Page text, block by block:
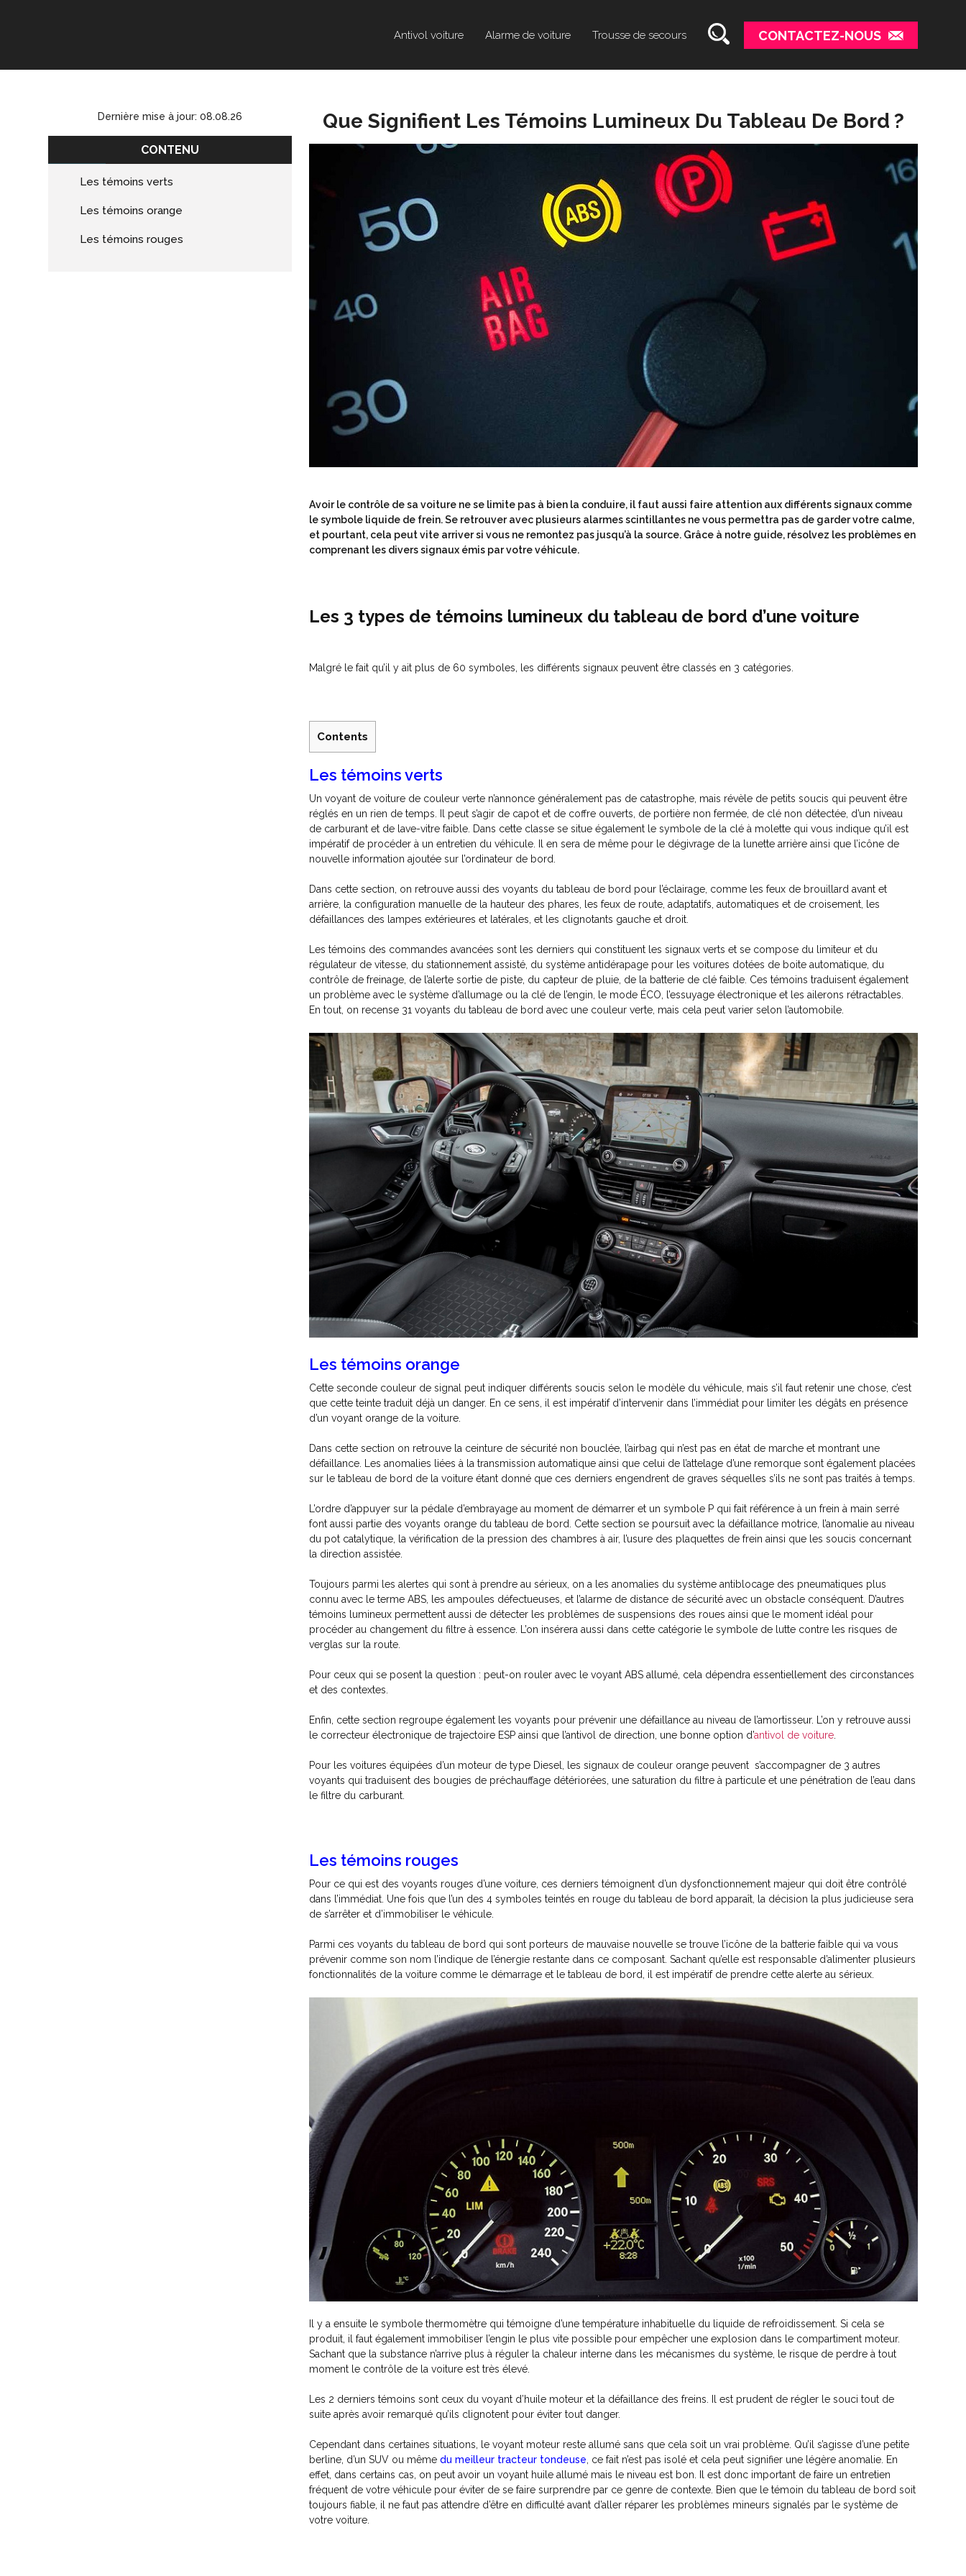
Antivol voiture Alarme de voiture Trousse de secours CONTACTEZ-NOUS
Dernière mise à jour: 08.08.26
CONTENU
Les témoins verts
Les témoins orange
Les témoins rouges
Que Signifient Les Témoins Lumineux Du Tableau De Bord ?
Avoir le contrôle de sa voiture ne se limite pas à bien la conduire, il faut aussi faire attention aux différents signaux comme
le symbole liquide de frein. Se retrouver avec plusieurs alarmes scintillantes ne vous permettra pas de garder votre calme,
et pourtant, cela peut vite arriver si vous ne remontez pas jusqu’à la source. Grâce à notre guide, résolvez les problèmes en
comprenant les divers signaux émis par votre véhicule.
Les 3 types de témoins lumineux du tableau de bord d’une voiture
Malgré le fait qu’il y ait plus de 60 symboles, les différents signaux peuvent être classés en 3 catégories.
Contents
Les témoins verts
Un voyant de voiture de couleur verte n’annonce généralement pas de catastrophe, mais révèle de petits soucis qui peuvent être
réglés en un rien de temps. Il peut s’agir de capot et de coffre ouverts, de portière non fermée, de clé non détectée, d’un niveau
de carburant et de lave-vitre faible. Dans cette classe se situe également le symbole de la clé à molette qui vous indique qu’il est
impératif de procéder à un entretien du véhicule. Il en sera de même pour le dégivrage de la lunette arrière ainsi que l’icône de
nouvelle information ajoutée sur l’ordinateur de bord.
Dans cette section, on retrouve aussi des voyants du tableau de bord pour l’éclairage, comme les feux de brouillard avant et
arrière, la configuration manuelle de la hauteur des phares, les feux de route, adaptatifs, automatiques et de croisement, les
défaillances des lampes extérieures et latérales, et les clignotants gauche et droit.
Les témoins des commandes avancées sont les derniers qui constituent les signaux verts et se compose du limiteur et du
régulateur de vitesse, du stationnement assisté, du système antidérapage pour les voitures dotées de boite automatique, du
contrôle de freinage, de l’alerte sortie de piste, du capteur de pluie, de la batterie de clé faible. Ces témoins traduisent également
un problème avec le système d’allumage ou la clé de l’engin, le mode ÉCO, l’essuyage électronique et les ailerons rétractables.
En tout, on recense 31 voyants du tableau de bord avec une couleur verte, mais cela peut varier selon l’automobile.
Les témoins orange
Cette seconde couleur de signal peut indiquer différents soucis selon le modèle du véhicule, mais s’il faut retenir une chose, c’est
que cette teinte traduit déjà un danger. En ce sens, il est impératif d’intervenir dans l’immédiat pour limiter les dégâts en présence
d’un voyant orange de la voiture.
Dans cette section on retrouve la ceinture de sécurité non bouclée, l’airbag qui n’est pas en état de marche et montrant une
défaillance. Les anomalies liées à la transmission automatique ainsi que celui de l’attelage d’une remorque sont également placées
sur le tableau de bord de la voiture étant donné que ces derniers engendrent de graves séquelles s’ils ne sont pas traités à temps.
L’ordre d’appuyer sur la pédale d’embrayage au moment de démarrer et un symbole P qui fait référence à un frein à main serré
font aussi partie des voyants orange du tableau de bord. Cette section se poursuit avec la défaillance motrice, l’anomalie au niveau
du pot catalytique, la vérification de la pression des chambres à air, l’usure des plaquettes de frein ainsi que les soucis concernant
la direction assistée.
Toujours parmi les alertes qui sont à prendre au sérieux, on a les anomalies du système antiblocage des pneumatiques plus
connu avec le terme ABS, les ampoules défectueuses, et l’alarme de distance de sécurité avec un obstacle conséquent. D’autres
témoins lumineux permettent aussi de détecter les problèmes de suspensions des roues ainsi que le moment idéal pour
procéder au changement du filtre à essence. L’on insérera aussi dans cette catégorie le symbole de lutte contre les risques de
verglas sur la route.
Pour ceux qui se posent la question : peut-on rouler avec le voyant ABS allumé, cela dépendra essentiellement des circonstances
et des contextes.
Enfin, cette section regroupe également les voyants pour prévenir une défaillance au niveau de l’amortisseur. L’on y retrouve aussi
le correcteur électronique de trajectoire ESP ainsi que l’antivol de direction, une bonne option d’antivol de voiture
Pour les voitures équipées d’un moteur de type Diesel, les signaux de couleur orange peuvent s’accompagner de 3 autres
voyants qui traduisent des bougies de préchauffage détériorées, une saturation du filtre à particule et une pénétration de l’eau dans
le filtre du carburant.
Les témoins rouges
Pour ce qui est des voyants rouges d’une voiture, ces derniers témoignent d’un dysfonctionnement majeur qui doit être contrôlé
dans l’immédiat. Une fois que l’un des 4 symboles teintés en rouge du tableau de bord apparaît, la décision la plus judicieuse sera
de s’arrêter et d’immobiliser le véhicule.
Parmi ces voyants du tableau de bord qui sont porteurs de mauvaise nouvelle se trouve l’icône de la batterie faible qui va vous
prévenir comme son nom l’indique de l’énergie restante dans ce composant. Sachant qu’elle est responsable d’alimenter plusieurs
fonctionnalités de la voiture comme le démarrage et le tableau de bord, il est impératif de prendre cette alerte au sérieux.
Il y a ensuite le symbole thermomètre qui témoigne d’une température inhabituelle du liquide de refroidissement. Si cela se
produit, il faut également immobiliser l’engin le plus vite possible pour empêcher une explosion dans le compartiment moteur.
Sachant que la substance n’arrive plus à réguler la chaleur interne dans les mécanismes du système, le risque de perdre à tout
moment le contrôle de la voiture est très élevé.
Les 2 derniers témoins sont ceux du voyant d’huile moteur et la défaillance des freins. Il est prudent de régler le souci tout de
suite après avoir remarqué qu’ils clignotent pour éviter tout danger.
Cependant dans certaines situations, le voyant moteur reste allumé sans que cela soit un vrai problème. Qu’il s’agisse d’une petite
berline, d’un SUV ou mêmedu meilleur tracteur tondeuse , ce fait n’est pas isolé et cela peut signifier une légère anomalie. En
effet, dans certains cas, on peut avoir un voyant huile allumé mais le niveau est bon. Il est donc important de faire un entretien
fréquent de votre véhicule pour éviter de se faire surprendre par ce genre de contexte. Bien que le témoin du tableau de bord soit
toujours fiable, il ne faut pas attendre d’être en difficulté avant d’aller réparer les problèmes mineurs signalés par le système de
votre voiture.